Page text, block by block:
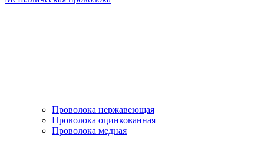
Проволока нержавеющая
Проволока оцинкованная
Проволока медная